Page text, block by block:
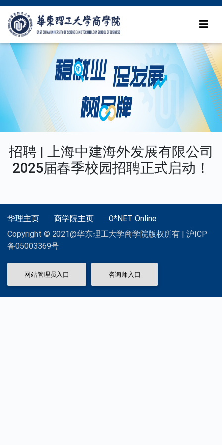
招聘 | 上海中建海外发展有限公司
2025届春季校园招聘正式启动！
华理主页 商学院主页
O*NET Online
Copyright © 2021@华东理工大学商学院版权所有 | 沪ICP
备05003369号
网站管理员入口 咨询师入口